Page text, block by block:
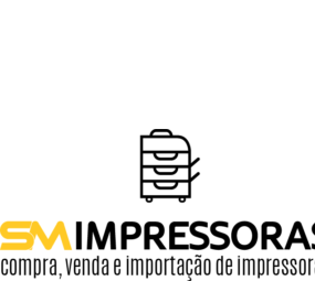
disso, a MFP M127FN conta também
com funções de imprimir, copiar,
digitalizar, enviar e receber fax, tudo
isso com alta velocidade e qualidade, ao
alcance das suas mãos.